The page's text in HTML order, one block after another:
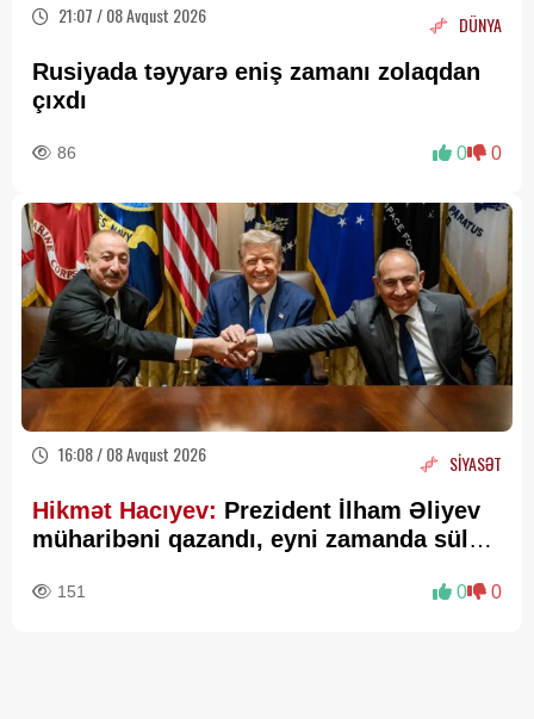
21:07 / 08 Avqust 2026 DÜNYA
Rusiyada təyyarə eniş zamanı zolaqdan
çıxdı
86 0 0
16:08 / 08 Avqust 2026 SİYASƏT
Hikmət Hacıyev: Prezident İlham Əliyev
müharibəni qazandı, eyni zamanda sülhü
151 0 0